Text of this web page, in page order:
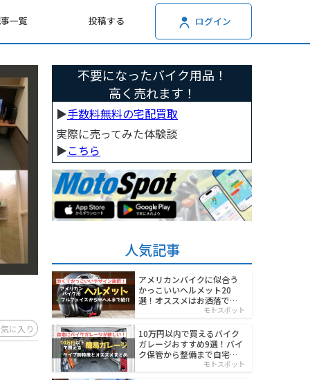
一覧 投稿する ログイン
に入り
不要になったバイク用品！
高く売れます！
▶︎手数料無料の宅配買取
実際に売ってみた体験談
▶︎こちら
人気記事
アメリカンバイクに似合う
かっこいいヘルメット20
選！オススメはお洒落でワ
モトスポット
10万円以内で買えるバイク
ガレージおすすめ9選！バイ
ク保管から整備まで自宅で
モトスポット